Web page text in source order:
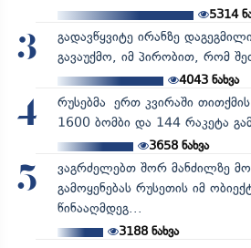
5314
3
გადავწყვიტე ირანზე
გავაუქმო, იმ პირობით, რომ
4043ნახვა
4
რუსებმა ერთ კვირაში
1600 ბომბი და 144 რაკეტა
3658ნახვა
5
ვაგრძელებთ შორ მანძილზე
გამოყენებას რუსეთის იმ
წინააღმდეგ...
3188ნახვა